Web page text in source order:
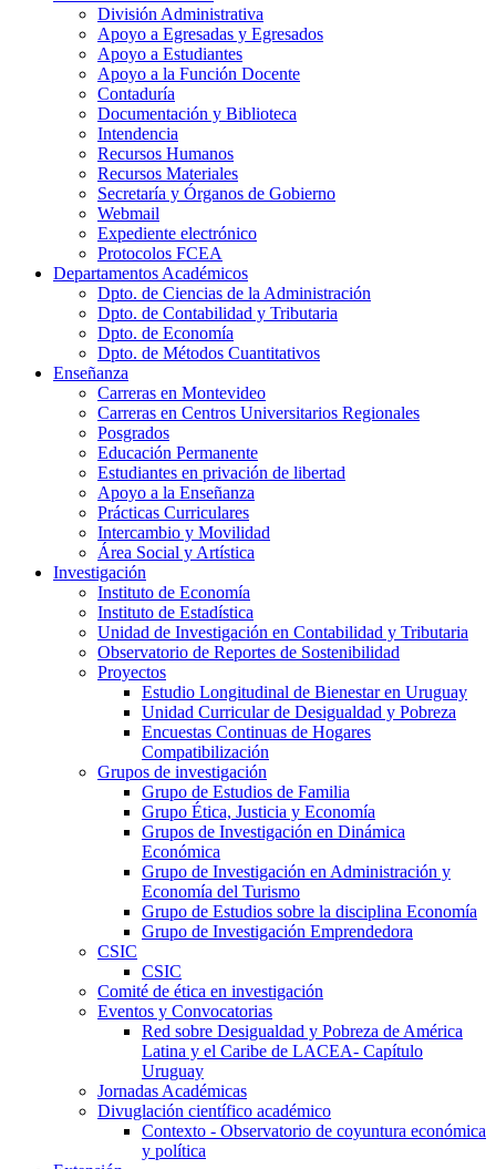
División Administrativa
Apoyo a Egresadas y Egresados
Apoyo a Estudiantes
Apoyo a la Función Docente
Contaduría
Documentación y Biblioteca
Intendencia
Recursos Humanos
Recursos Materiales
Secretaría y Órganos de Gobierno
Webmail
Expediente electrónico
Protocolos FCEA
Departamentos Académicos
Dpto. de Ciencias de la Administración
Dpto. de Contabilidad y Tributaria
Dpto. de Economía
Dpto. de Métodos Cuantitativos
Enseñanza
Carreras en Montevideo
Carreras en Centros Universitarios Regionales
Posgrados
Educación Permanente
Estudiantes en privación de libertad
Apoyo a la Enseñanza
Prácticas Curriculares
Intercambio y Movilidad
Área Social y Artística
Investigación
Instituto de Economía
Instituto de Estadística
Unidad de Investigación en Contabilidad y Tributaria
Observatorio de Reportes de Sostenibilidad
Proyectos
Estudio Longitudinal de Bienestar en Uruguay
Unidad Curricular de Desigualdad y Pobreza
Encuestas Continuas de Hogares
Compatibilización
Grupos de investigación
Grupo de Estudios de Familia
Grupo Ética, Justicia y Economía
Grupos de Investigación en Dinámica
Económica
Grupo de Investigación en Administración y
Economía del Turismo
Grupo de Estudios sobre la disciplina Economía
Grupo de Investigación Emprendedora
CSIC
CSIC
Comité de ética en investigación
Eventos y Convocatorias
Red sobre Desigualdad y Pobreza de América
Latina y el Caribe de LACEA- Capítulo
Uruguay
Jornadas Académicas
Divuglación científico académico
Contexto - Observatorio de coyuntura económica
y política